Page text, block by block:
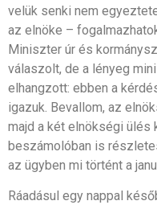
velük senki nem
az elnöke –
Miniszter úr és
válaszolt, de a lényeg
elhangzott: ebben a
igazuk. Bevallom, az
majd a két elnökségi
beszámolóban is
az ügyben mi történt a
Ráadásul egy nappal